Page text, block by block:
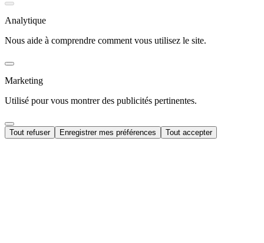
Analytique
Nous aide à comprendre comment vous utilisez le site.
Marketing
Utilisé pour vous montrer des publicités pertinentes.
Tout refuser Enregistrer mes préférences Tout accepter